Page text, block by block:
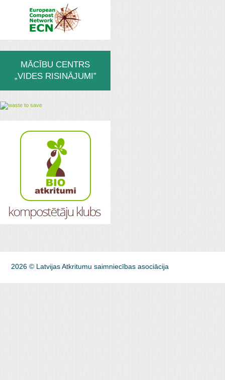
MĀCĪBU CENTRS
„VIDES RISINĀJUMI”
2026 © Latvijas Atkritumu saimniecības asociācija